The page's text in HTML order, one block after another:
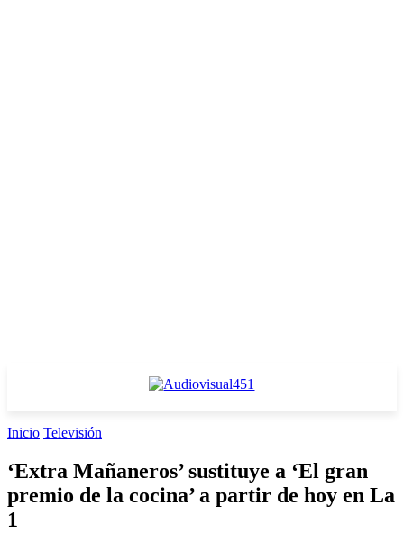
Inicio Televisión
‘Extra Mañaneros’ sustituye a ‘El gran
premio de la cocina’ a partir de hoy en La
1